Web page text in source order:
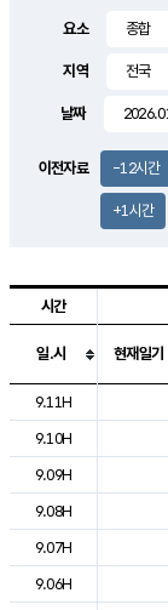
요소
지역
날짜
이전자료 -12시간
+1시간
도시별 기상실황표
시간
일.시 현재일기
9.11H
9.10H
9.09H
9.08H
9.07H
9.06H